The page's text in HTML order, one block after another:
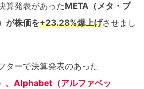
算発表があったMETA（メタ・プ
が株価を+23.28%爆上げさせまし
ターで決算発表のあった
、Alphabet（アルファベッ